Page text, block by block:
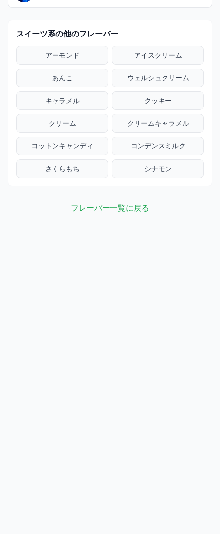
スイーツ系の他のフレーバー
アーモンド アイスクリーム
あんこ ウェルシュクリーム
キャラメル クッキー
クリーム クリームキャラメル
コットンキャンディ コンデンスミルク
さくらもち シナモン
フレーバー一覧に戻る